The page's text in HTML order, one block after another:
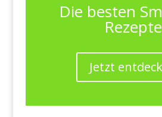
Die besten
Rezepte
Jetzt